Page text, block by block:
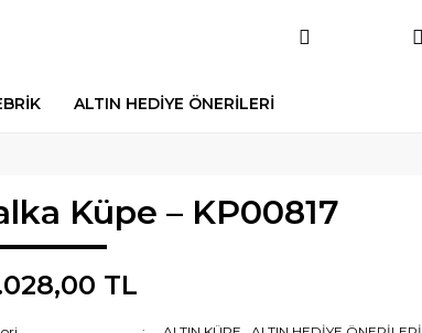
ALTIN HEDİYE ÖNERİLERİ
Küpe – KP00817
TL